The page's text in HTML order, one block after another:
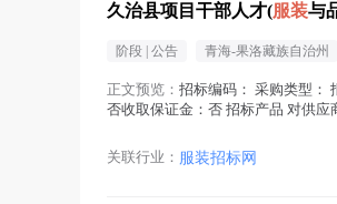
久治县项目干部人才(服装与
阶段 | 公告 青海-果洛藏族自治州
正文预览： 招标编码： 采购类型：
否收取保证金：否 招标产品 对供
关联行业： 服装招标网